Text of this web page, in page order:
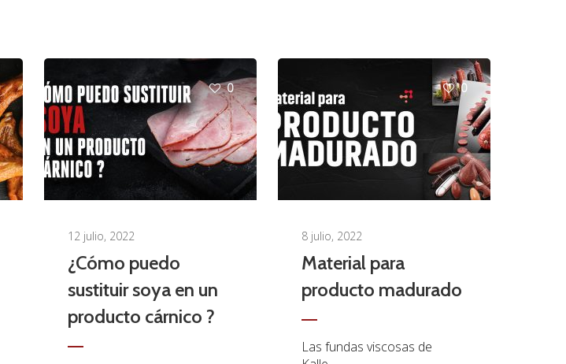
0
12 julio, 2022
¿Cómo puedo
sustituir soya en un
producto cárnico ?
0
8 julio, 2022
Material para
producto madurado
Las fundas viscosas de